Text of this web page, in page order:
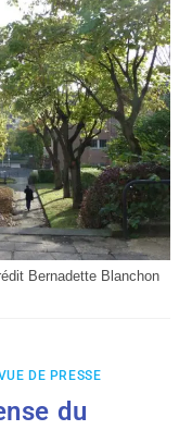
Bernadette Blanchon
DE PRESSE
du